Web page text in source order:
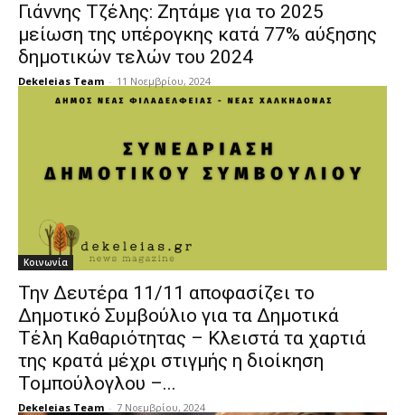
Γιάννης Τζέλης: Ζητάμε για το 2025
μείωση της υπέρογκης κατά 77% αύξησης
δημοτικών τελών του 2024
Dekeleias Team - 11 Νοεμβρίου, 2024
Κοινωνία
Την Δευτέρα 11/11 αποφασίζει το
Δημοτικό Συμβούλιο για τα Δημοτικά
Τέλη Καθαριότητας – Κλειστά τα χαρτιά
της κρατά μέχρι στιγμής η διοίκηση
Τομπούλογλου –...
Dekeleias Team - 7 Νοεμβρίου, 2024